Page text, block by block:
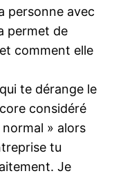
personne avec
permet de
comment elle
te dérange le
considéré
» alors
tu
Je